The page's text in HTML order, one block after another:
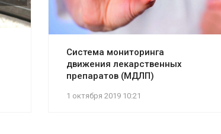
Система мониторинга
движения лекарственных
препаратов (МДЛП)
1 октября 2019 10:21